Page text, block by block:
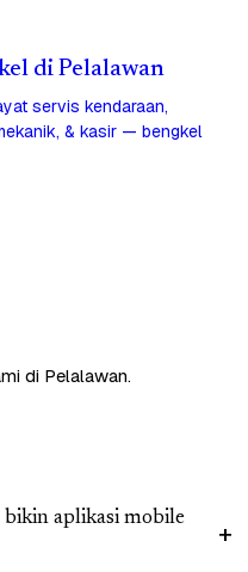
di Pelalawan
servis kendaraan,
& kasir — bengkel
di Pelalawan.
bikin aplikasi mobile